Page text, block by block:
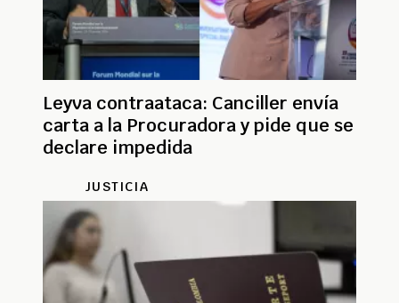
Leyva contraataca: Canciller envía
carta a la Procuradora y pide que se
declare impedida
JUSTICIA